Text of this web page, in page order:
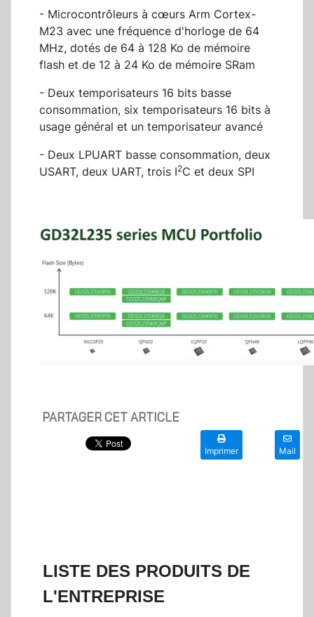
- Microcontrôleurs à cœurs Arm Cortex-
M23 avec une fréquence d'horloge de 64
MHz, dotés de 64 à 128 Ko de mémoire
flash et de 12 à 24 Ko de mémoire SRam
- Deux temporisateurs 16 bits basse
consommation, six temporisateurs 16 bits à
usage général et un temporisateur avancé
- Deux LPUART basse consommation, deux
USART, deux UART, trois I2C et deux SPI
PARTAGER CET ARTICLE
Imprimer Mail
LISTE DES PRODUITS DE
L'ENTREPRISE